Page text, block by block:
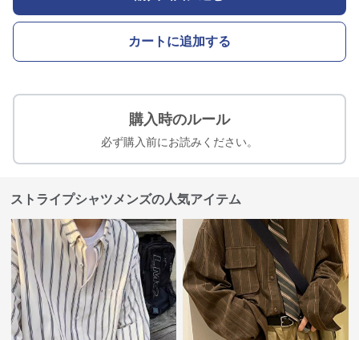
カートに追加する
購入時のルール
必ず購入前にお読みください。
ストライプシャツメンズの人気アイテム